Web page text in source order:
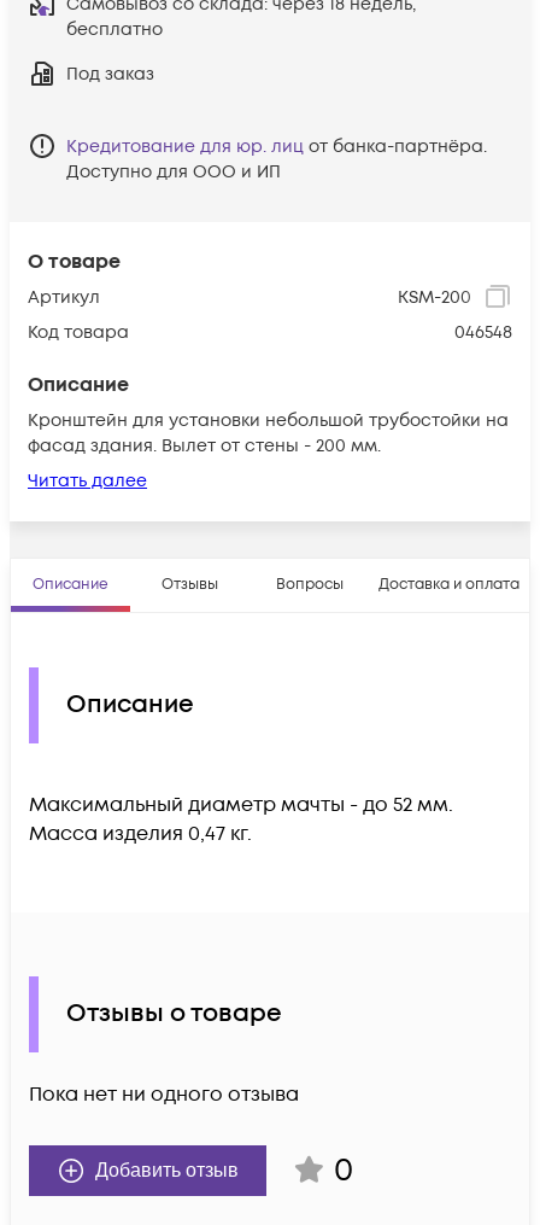
О товаре
Артикул
KSM-200
Код товара
046548
Описание
Кронштейн для установки небольшой трубостойки на
фасад здания. Вылет от стены - 200 мм.
Читать далее
бесплатно
Под заказ
Кредитование для юр. лиц от банка-партнёра.
Доступно для ООО и ИП
Описание Отзывы Вопросы Доставка и оплата
Описание
Максимальный диаметр мачты - до 52 мм.
Масса изделия 0,47 кг.
Отзывы о товаре
Пока нет ни одного отзыва
Добавить отзыв 0